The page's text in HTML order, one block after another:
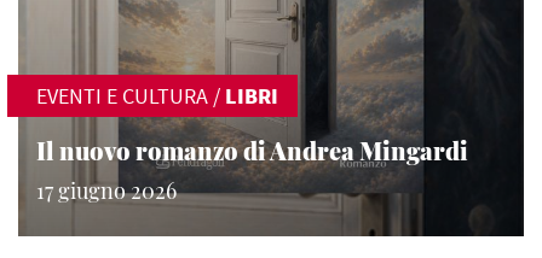
EVENTI E CULTURA / LIBRI
Il nuovo romanzo di Andrea Mingardi
17 giugno 2026